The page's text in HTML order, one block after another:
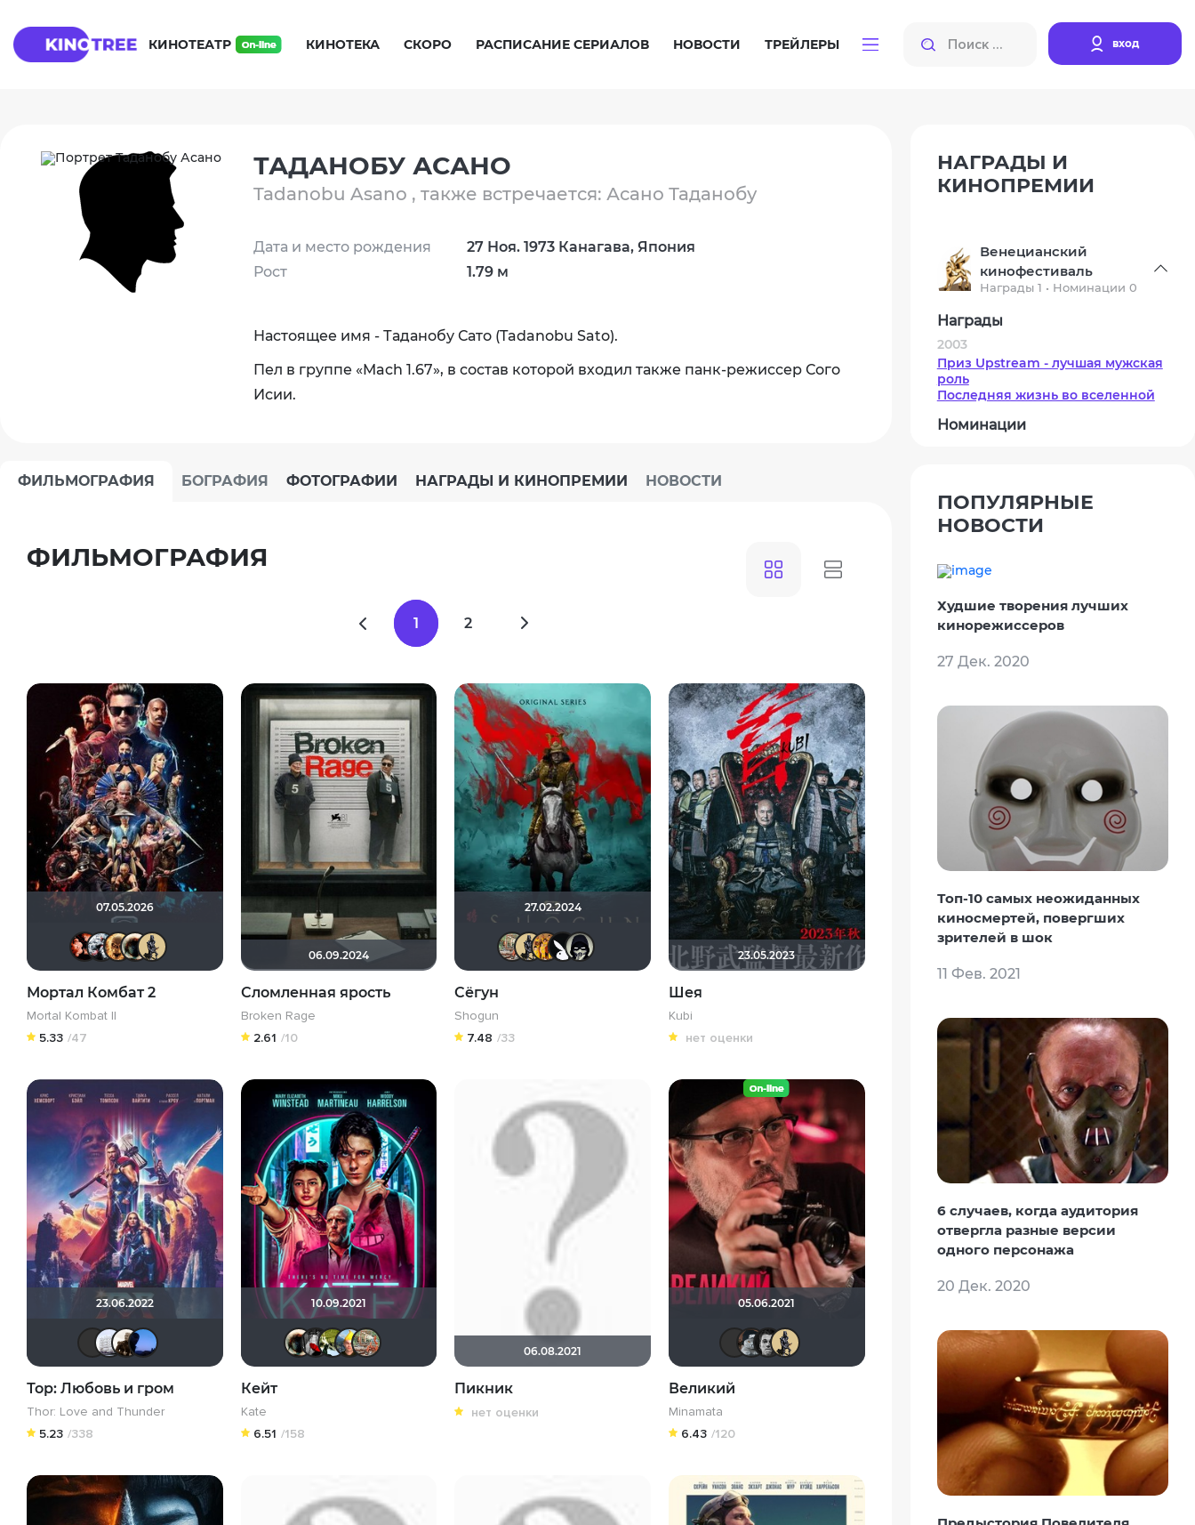
КИНОТЕАТР КИНОТЕКА СКОРО РАСПИСАНИЕ СЕРИАЛОВ НОВОСТИ ТРЕЙЛЕРЫ вход
ТАДАНОБУ АСАНО
Tadanobu Asano , также встречается: Асано Таданобу
Дата и место рождения
Рост
27 Ноя. 1973 Канагава, Япония
1.79 м
Настоящее имя - Таданобу Сато (Tadanobu Sato).
Пел в группе «Mach 1.67», в состав которой входил также панк-режиссер Сого
Исии.
ФИЛЬМОГРАФИЯ БОГРАФИЯ ФОТОГРАФИИ НАГРАДЫ И КИНОПРЕМИИ НОВОСТИ
ФИЛЬМОГРАФИЯ
1 2
07.05.2026
MystKot123RUS
Leksus81
HaotikDerbish
Мортал Комбат 2
Mortal Kombat II
5.33 /47
06.09.2024
Сломленная ярость
Broken Rage
2.61 /10
27.02.2024
ArtiRush Lost Causes
OFFERRON
Сёгун
Shogun
7.48 /33
23.05.2023
Шея
Kubi
нет оценки
23.06.2022
AlexKane19
Тор: Любовь и гром
Thor: Love and Thunder
5.23 /338
10.09.2021
HaotikМышь Белая
leshemu
Праздношатающийся бездельник
ArtiRush
Кейт
Kate
6.51 /158
06.08.2021
Пикник
нет оценки
05.06.2021
Великий
Minamata
6.43 /120
НАГРАДЫ И
КИНОПРЕМИИ
Венецианский
кинофестиваль
Награды 1 • Номинации 0
Награды
2003
Приз Upstream - лучшая мужская
роль
Последняя жизнь во вселенной
Номинации
ПОПУЛЯРНЫЕ
НОВОСТИ
Худшие творения лучших
кинорежиссеров
27 Дек. 2020
Топ-10 самых неожиданных
киносмертей, повергших
зрителей в шок
11 Фев. 2021
6 случаев, когда аудитория
отвергла разные версии
одного персонажа
20 Дек. 2020